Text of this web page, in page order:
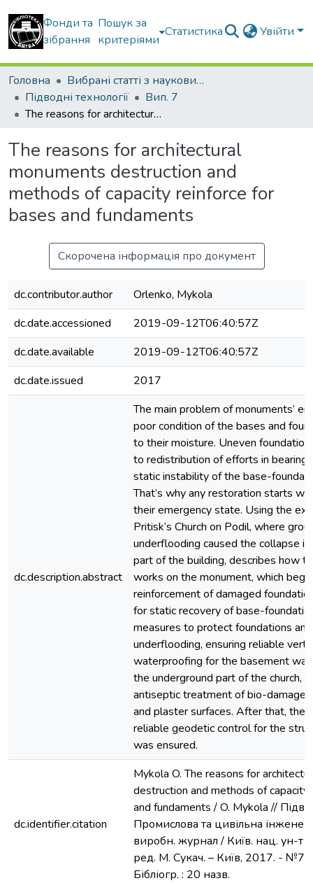
Фонди та
зібрання
Пошук за
критеріями
Статистика Увійти
Головна
Вибрані статті з наукових збірників КНУБА
Підводні технології
Вип. 7
The reasons for architectural monuments destruction and methods of capacity reinforce for bases and fundaments
The reasons for architectural
monuments destruction and
methods of capacity reinforce for
bases and fundaments
Скорочена інформація про документ
dc.contributor.author
Orlenko, Mykola
dc.date.accessioned
2019-09-12T06:40:57Z
dc.date.available
2019-09-12T06:40:57Z
dc.date.issued
2017
dc.description.abstract
The main problem of monuments’
poor condition of the bases and
to their moisture. Uneven
to redistribution of efforts in bearing
static instability of the base-
That’s why any restoration starts
their emergency state. Using the
Pritisk’s Church on Podil, where
underflooding caused the collapse
part of the building, describes how
works on the monument, which
reinforcement of damaged
for static recovery of base-
measures to protect foundations
underflooding, ensuring reliable
waterproofing for the basement
the underground part of the church,
antiseptic treatment of bio-
and plaster surfaces. After that, the
reliable geodetic control for the
was ensured.
dc.identifier.citation
Mykola O. The reasons for
destruction and methods of capacity
and fundaments / O. Mykola //
Промислова та цивільна
виробн. журнал / Київ. нац. ун-т
ред. М. Сукач. – Київ, 2017. - №7.
Бібліогр. : 20 назв.